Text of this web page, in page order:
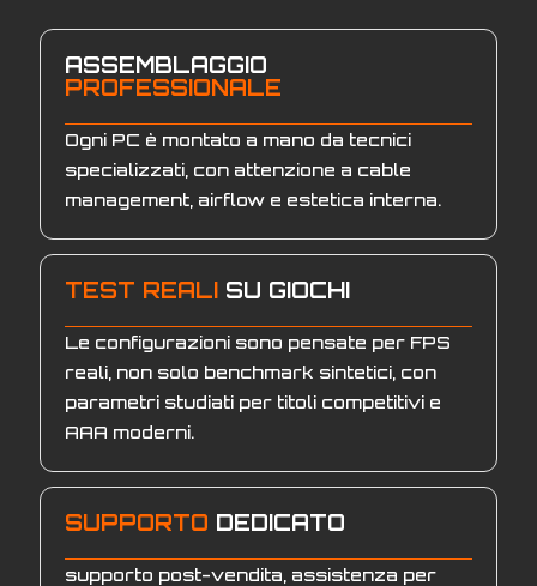
ASSEMBLAGGIO
PROFESSIONALE
Ogni PC è montato a mano da tecnici
specializzati, con attenzione a cable
management, airflow e estetica interna.
TEST REALI SU GIOCHI
Le configurazioni sono pensate per FPS
reali, non solo benchmark sintetici, con
parametri studiati per titoli competitivi e
AAA moderni.
SUPPORTO DEDICATO
supporto post-vendita, assistenza per